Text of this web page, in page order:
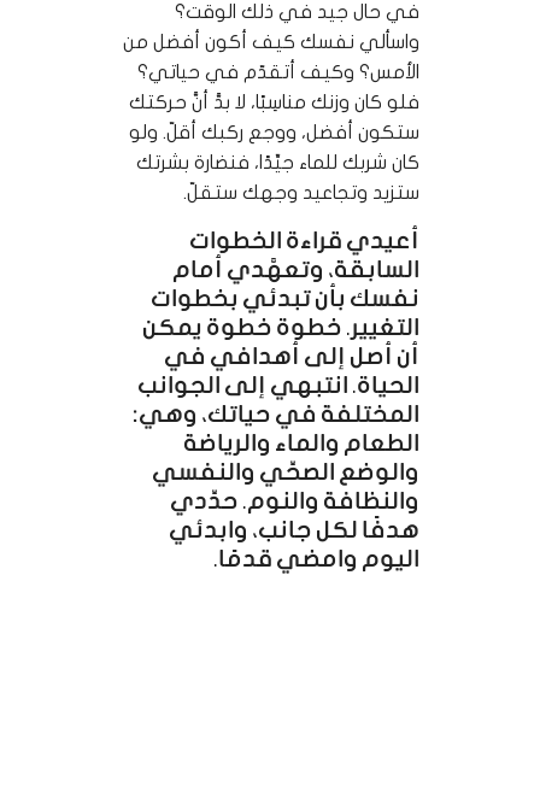
في حال جيد في ذلك الوقت؟
واسألي نفسك كيف أكون أفضل من
الأمس؟ وكيف أتقدّم في حياتي؟
فلو كان وزنك مناسِبًا، لا بدَّ أنَّ حركتك
ستكون أفضل، ووجع ركبك أقلّ. ولو
كان شربك للماء جيِّدًا، فنضارة بشرتك
ستزيد وتجاعيد وجهك ستقلّ.
أعيدي قراءة الخطوات
السابقة، وتعهَّدي أمام
نفسك بأن تبدئي بخطوات
التغيير. خطوة خطوة يمكن
أن أصل إلى أهدافي في
الحياة. انتبهي إلى الجوانب
المختلفة في حياتك، وهي:
الطعام والماء والرياضة
والوضع الصحِّي والنفسي
والنظافة والنوم. حدِّدي
هدفًا لكل جانب، وابدئي
اليوم وامضي قدمًا.